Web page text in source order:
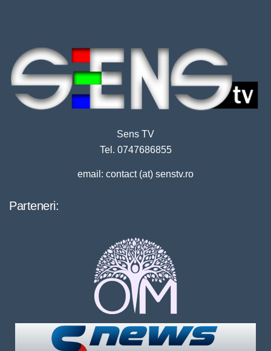
Sens TV
Tel. 0747686855
email: contact (at) senstv.ro
Parteneri: